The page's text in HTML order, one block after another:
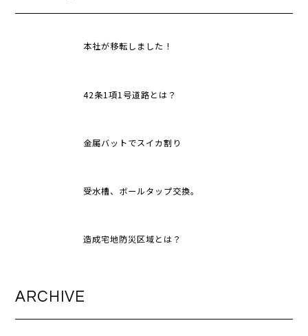
本社が移転しました！
42条1項1号道路とは？
金属バットでスイカ割り
受水槽、ボールタップ交換。
造成宅地防災区域とは？
ARCHIVE